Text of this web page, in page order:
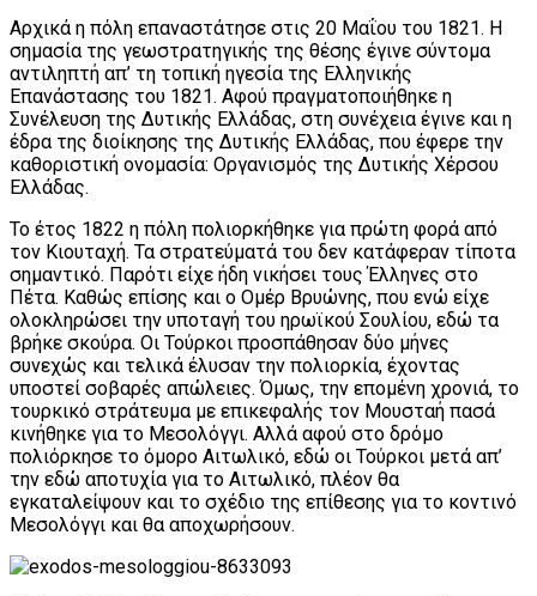
Αρχικά η πόλη επαναστάτησε στις 20 Μαΐου του 1821. Η
σημασία της γεωστρατηγικής της θέσης έγινε σύντομα
αντιληπτή απ’ τη τοπική ηγεσία της Ελληνικής
Επανάστασης του 1821. Αφού πραγματοποιήθηκε η
Συνέλευση της Δυτικής Ελλάδας, στη συνέχεια έγινε και η
έδρα της διοίκησης της Δυτικής Ελλάδας, που έφερε την
καθοριστική ονομασία: Οργανισμός της Δυτικής Χέρσου
Ελλάδας.
Το έτος 1822 η πόλη πολιορκήθηκε για πρώτη φορά από
τον Κιουταχή. Τα στρατεύματά του δεν κατάφεραν τίποτα
σημαντικό. Παρότι είχε ήδη νικήσει τους Έλληνες στο
Πέτα. Καθώς επίσης και ο Ομέρ Βρυώνης, που ενώ είχε
ολοκληρώσει την υποταγή του ηρωϊκού Σουλίου, εδώ τα
βρήκε σκούρα. Οι Τούρκοι προσπάθησαν δύο μήνες
συνεχώς και τελικά έλυσαν την πολιορκία, έχοντας
υποστεί σοβαρές απώλειες. Όμως, την επομένη χρονιά, το
τουρκικό στράτευμα με επικεφαλής τον Μουσταή πασά
κινήθηκε για το Μεσολόγγι. Αλλά αφού στο δρόμο
πολιόρκησε το όμορο Αιτωλικό, εδώ οι Τούρκοι μετά απ’
την εδώ αποτυχία για το Αιτωλικό, πλέον θα
εγκαταλείψουν και το σχέδιο της επίθεσης για το κοντινό
Μεσολόγγι και θα αποχωρήσουν.